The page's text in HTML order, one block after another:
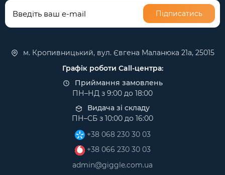
Підписатись
м. Кропивницький, вул. Євгена Маланюка 21а, 25015
Графік роботи Call-центра:
Приймання замовлень
ПН–НД з 9:00 до 18:00
Видача зі складу
ПН–СБ з 10:00 до 16:00
+38 068 230 30 03
+38 066 230 30 03
admin@giggle.com.ua